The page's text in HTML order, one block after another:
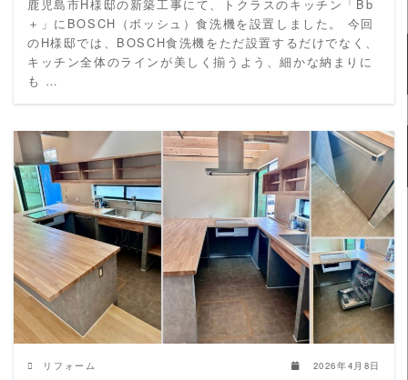
鹿児島市H様邸の新築工事にて、トクラスのキッチン「Bb
＋」にBOSCH（ボッシュ）食洗機を設置しました。 今回
のH様邸では、BOSCH食洗機をただ設置するだけでなく、
キッチン全体のラインが美しく揃うよう、細かな納まりに
も …
READ MORE
リフォーム 2026年4月8日